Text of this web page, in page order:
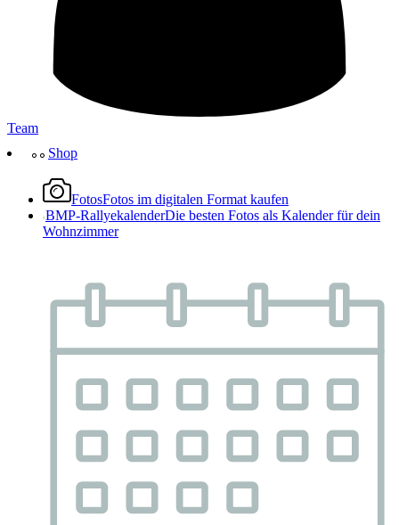
Team
Shop
FotosFotos im digitalen Format kaufen
BMP-RallyekalenderDie besten Fotos als Kalender für dein
Wohnzimmer